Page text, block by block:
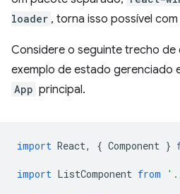
loader , torna isso possível com
Considere o seguinte trecho
exemplo de estado gerenciado
App principal.
import React, { Component }
import ListComponent from